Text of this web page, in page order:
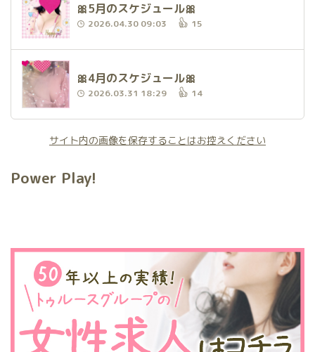
🎀5月のスケジュール🎀
2026.04.30 09:03 15
🎀4月のスケジュール🎀
2026.03.31 18:29 14
サイト内の画像を保存することはお控えください
Power Play!